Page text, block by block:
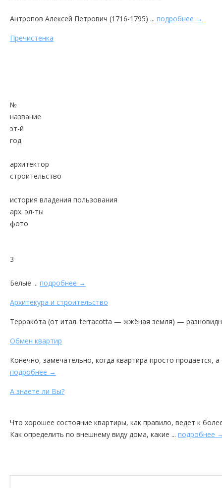
Антропов Алексей Петрович (1716-1795) ... подробнее →
Пречистенка
№
название
эт-й
год
архитектор
строительство
история владения пользования
арх. эл-ты
фото
3
Белые ... подробнее →
Архитекура и строительство
Террако́та (от итал. terracotta — жжёная земля) —
Обмен квартир
Конечно, замечательно, когда квартира просто продается,
подробнее →
А знаете ли Вы?
Что хорошее состояние квартиры, как правило, ведет к
Как определить по внешнему виду дома, какие ... подробнее